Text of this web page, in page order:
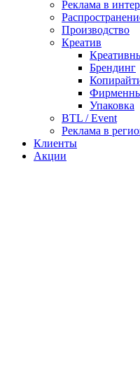
Реклама в
Производство
Креатив
Брендинг
Упаковка
BTL / Event
Реклама в
Клиенты
Акции